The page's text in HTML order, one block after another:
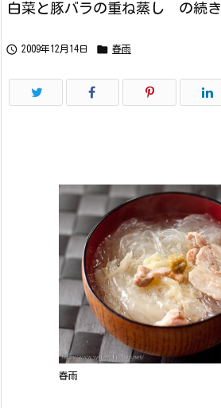
白菜と豚バラの重ね蒸し の続き
 2009年12月14日  春雨
春雨